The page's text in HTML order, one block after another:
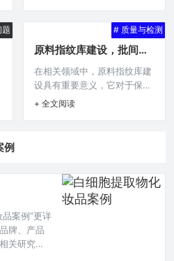
等），只有现有这些简单表述
无法生成准确摘要呢。在现代
医学领域,对于白细胞提取物的
研究与应用正不断深入，其在
诸多方面展现出独特的价值与
潜力，以下是一些关于药用级
# 质量与检测
原料指纹库建设，批间一
致性与假冒识别
在相关领域中，原料指纹库建
设具有重要意义，它对于保障
批间一致性至关重要，能精准
力保障，是维护行业规范与产
品品质的关键举措。在白细胞
提取物资讯介绍的领域中，原
料指纹库建设无疑是至关重要
的一项工作，它不仅关乎产品
质量的稳定性，更直接影响到
+ 全文阅读
例
案例”更详
牌、产品
关研究数